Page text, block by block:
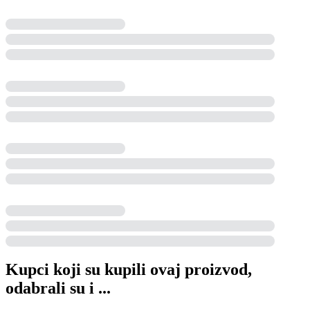
Kupci koji su kupili ovaj proizvod,
odabrali su i ...